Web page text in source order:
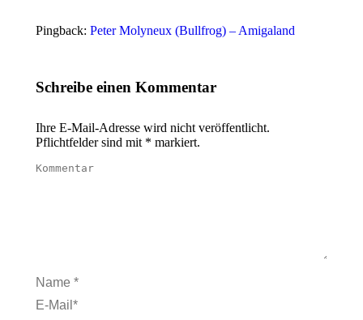
Pingback: Peter Molyneux (Bullfrog) – Amigaland
Schreibe einen Kommentar
Ihre E-Mail-Adresse wird nicht veröffentlicht.
Pflichtfelder sind mit * markiert.
Kommentar
Name *
E-Mail *